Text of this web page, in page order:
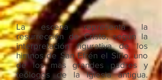
La escena representa la
resurrección de Cristo, según la
interpretación figurativa de los
himnos de San Efrén el Sirio, uno
de los mas grandes padres y
teólogos de la Iglesia antigua.